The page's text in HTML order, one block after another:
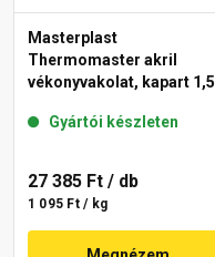
Masterplast
Thermomaster akril
vékonyvakolat, kapart 1,5
Gyártói készleten
27 385 Ft / db
1 095 Ft / kg